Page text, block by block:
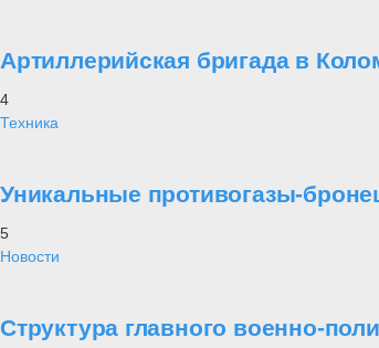
Артиллерийская бригада в
4
Техника
Уникальные противогазы-
5
Новости
Структура главного военно-